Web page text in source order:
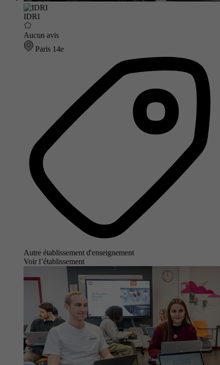
IDRI
Aucun avis
Paris 14e
Autre établissement d'enseignement
Voir l’établissement